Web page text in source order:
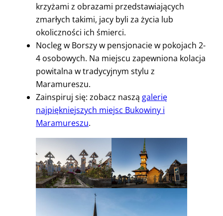
krzyżami z obrazami przedstawiających
zmarłych takimi, jacy byli za życia lub
okoliczności ich śmierci.
Nocleg w Borszy w pensjonacie w pokojach 2-
4 osobowych. Na miejscu zapewniona kolacja
powitalna w tradycyjnym stylu z
Maramureszu.
Zainspiruj się: zobacz naszą galerię
najpiękniejszych miejsc Bukowiny i
Maramureszu.